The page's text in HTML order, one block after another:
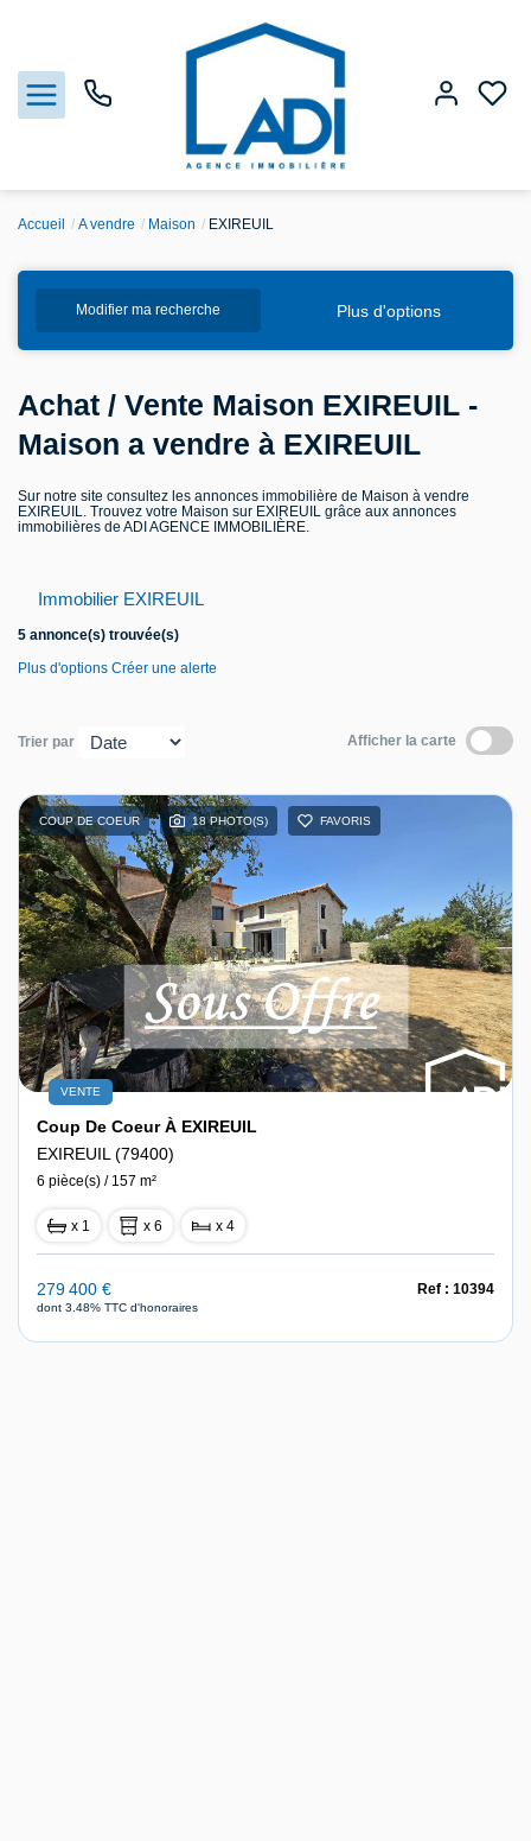
Vendre
Estimation
Agences
Gestion
Accueil A vendre Maison EXIREUIL
Modifier ma recherche Plus d'options
Achat / Vente Maison EXIREUIL -
Maison a vendre à EXIREUIL
Sur notre site consultez les annonces immobilière de Maison à vendre
EXIREUIL. Trouvez votre Maison sur EXIREUIL grâce aux annonces
immobilières de ADI AGENCE IMMOBILIÈRE.
Immobilier EXIREUIL
5 annonce(s) trouvée(s)
Plus d'options Créer une alerte
Trier par Afficher la carte
COUP DE COEUR 18 PHOTO(S) FAVORIS
VENTE
Coup De Coeur À EXIREUIL
EXIREUIL (79400)
6 pièce(s) / 157 m²
x 1 x 6 x 4
279 400 €
dont 3.48% TTC d'honoraires
Ref : 10394